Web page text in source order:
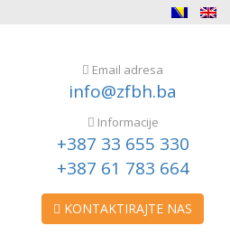
Email adresa
info@zfbh.ba
Informacije
+387 33 655 330
+387 61 783 664
KONTAKTIRAJTE NAS